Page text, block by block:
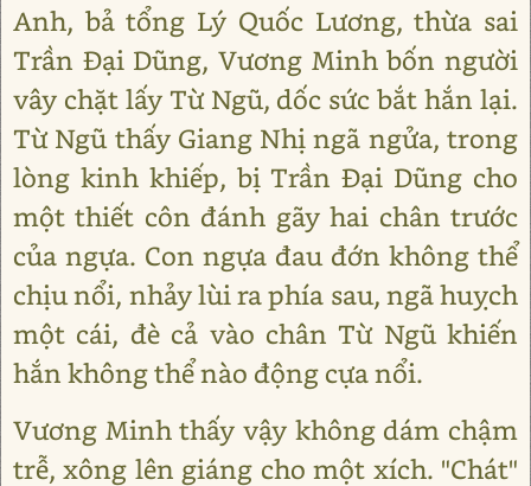
Anh, bả tổng Lý Quốc Lương, thừa sai
Trần Đại Dũng, Vương Minh bốn người
vây chặt lấy Từ Ngũ, dốc sức bắt hắn lại.
Từ Ngũ thấy Giang Nhị ngã ngửa, trong
lòng kinh khiếp, bị Trần Đại Dũng cho
một thiết côn đánh gãy hai chân trước
của ngựa. Con ngựa đau đớn không thể
chịu nổi, nhảy lùi ra phía sau, ngã huỵch
một cái, đè cả vào chân Từ Ngũ khiến
hắn không thể nào động cựa nổi.
Vương Minh thấy vậy không dám chậm
trễ, xông lên giáng cho một xích. "Chát"